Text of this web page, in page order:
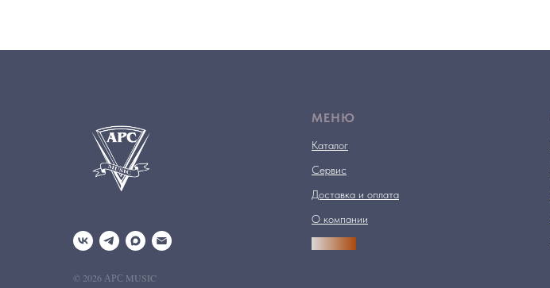
© 2026 АРС MUSIC
МЕНЮ
Каталог
Сервис
Доставка и оплата
О компании